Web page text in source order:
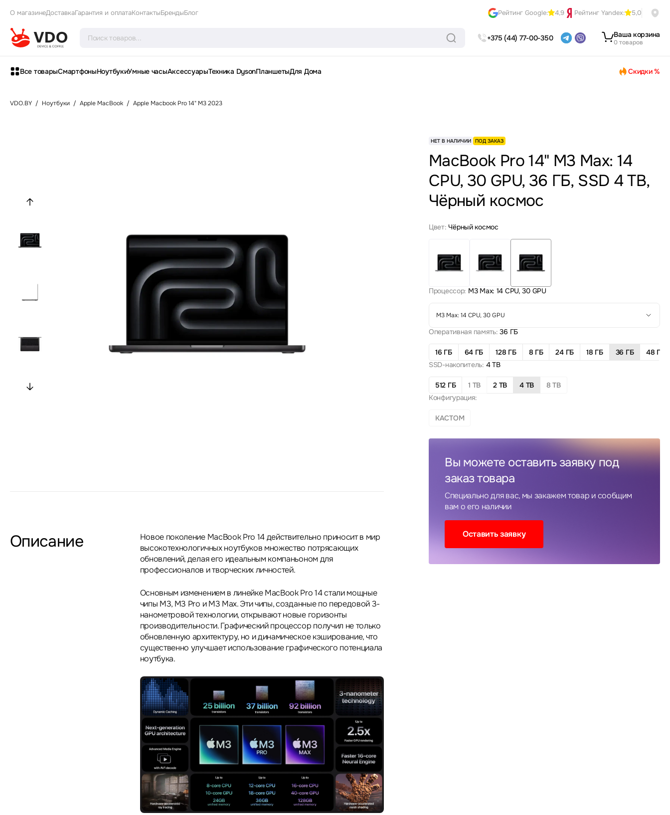
О магазинеДоставкаГарантия и оплатаКонтактыБрендыБлог Рейтинг Google: 4,9 Рейтинг Yandex: 5,0
+375 (44) 77-00-350 Ваша корзина
0 товаров
Все товарыСмартфоныНоутбукиУмные часыАксессуарыТехника DysonПланшетыДля Дома Скидки %
VDO.BY / Ноутбуки / Apple MacBook / Apple Macbook Pro 14" M3 2023
Описание
Новое поколение MacBook Pro 14 действительно приносит в мир
высокотехнологичных ноутбуков множество потрясающих
обновлений, делая его идеальным компаньоном для
профессионалов и творческих личностей.
Основным изменением в линейке MacBook Pro 14 стали мощные
чипы M3, M3 Pro и M3 Max. Эти чипы, созданные по передовой 3-
нанометровой технологии, открывают новые горизонты
производительности. Графический процессор получил не только
обновленную архитектуру, но и динамическое кэширование, что
существенно улучшает использование графического потенциала
ноутбука.
НЕТ В НАЛИЧИИ ПОД ЗАКАЗ
MacBook Pro 14" M3 Max: 14
CPU, 30 GPU, 36 ГБ, SSD 4 TB,
Чёрный космос
Цвет: Чёрный космос
Процессор: M3 Max: 14 CPU, 30 GPU
M3 Max: 14 CPU, 30 GPU
Оперативная память: 36 ГБ
16 ГБ 64 ГБ 128 ГБ 8 ГБ 24 ГБ 18 ГБ 36 ГБ
48 ГБ
SSD-накопитель: 4 TB
512 ГБ 1 TB 2 TB 4 TB
8 TB
Конфигурация:
КАСТОМ
Вы можете оставить заявку под
заказ товара
Специально для вас, мы закажем товар и сообщим
вам о его наличии
Оставить заявку